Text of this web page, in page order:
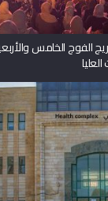
الفوج الخامس